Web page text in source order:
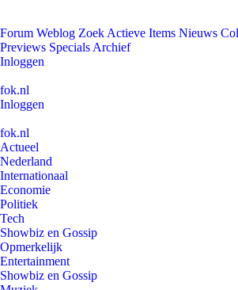
Forum Weblog Zoek Actieve Items Nieuws
Previews Specials Archief
Inloggen
fok.nl
Inloggen
fok.nl
Actueel
Nederland
Internationaal
Economie
Politiek
Tech
Showbiz en Gossip
Opmerkelijk
Entertainment
Showbiz en Gossip